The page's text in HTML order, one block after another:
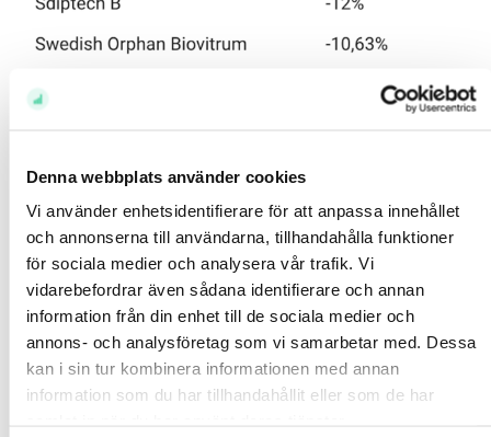
Denna webbplats använder cookies
Vi använder enhetsidentifierare för att anpassa innehållet
och annonserna till användarna, tillhandahålla funktioner
för sociala medier och analysera vår trafik. Vi
vidarebefordrar även sådana identifierare och annan
information från din enhet till de sociala medier och
annons- och analysföretag som vi samarbetar med. Dessa
kan i sin tur kombinera informationen med annan
information som du har tillhandahållit eller som de har
Vill du veta mer om hur andra har agerat i oron?
Lyssna på veckans avsnitt av Avanzapodden
Historisk avkastning är ingen garanti för framtida avkastning. En investering i värdepapper/fonder
kan både öka och minska i värde och det är inte säkert att du får tillbaka det investerade kapitalet. Vi
reserverar oss för eventuella fel i aktie- och fondinformationen som lämnas på denna sida. Åsikter
och slutsatser som framkommer i bloggen är skribentens egna och skall inte ses som